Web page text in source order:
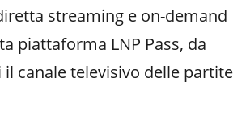
streaming e on-demand
piattaforma LNP Pass, da
canale televisivo delle partite